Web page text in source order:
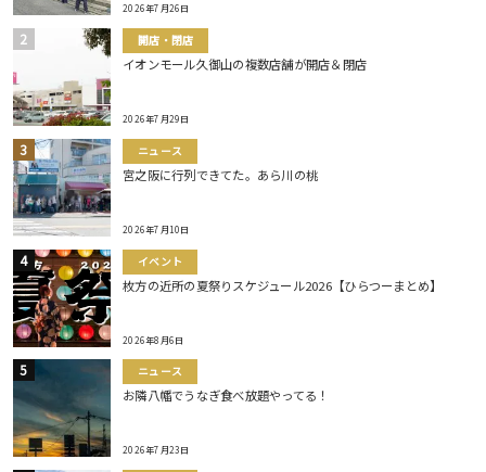
2026年7月26日
開店・閉店
イオンモール久御山の複数店舗が開店＆閉店
2026年7月29日
ニュース
宮之阪に行列できてた。あら川の桃
2026年7月10日
イベント
枚方の近所の夏祭りスケジュール2026【ひらつーまとめ】
2026年8月6日
ニュース
お隣八幡でうなぎ食べ放題やってる！
2026年7月23日